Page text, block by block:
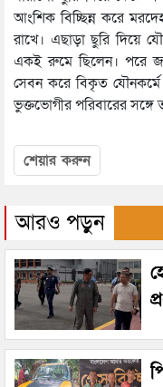
আংশিক বিচ্ছিন্ন করে
রাখে। এছাড়া ছুরি দিয়ে
একই রুমে ছিলেন। পরে
সেবন করে বিকৃত
ভুক্তভোগীর পরিবারের
শেয়ার করুন
আরও পড়ুন